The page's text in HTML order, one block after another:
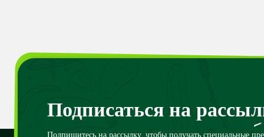
Подписаться на
Подпишитесь на рассылку, чтобы получать специальные